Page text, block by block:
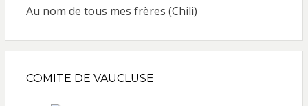
Au nom de tous mes frères (Chili)
COMITE DE VAUCLUSE